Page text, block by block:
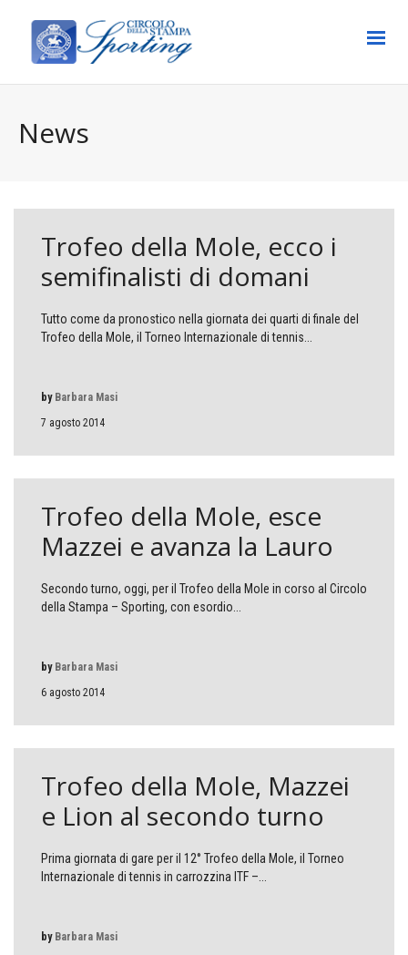
News
Trofeo della Mole, ecco i
semifinalisti di domani
Tutto come da pronostico nella giornata dei quarti di finale del
Trofeo della Mole, il Torneo Internazionale di tennis...
7 agosto 2014
by Barbara Masi
Trofeo della Mole, esce
Mazzei e avanza la Lauro
Secondo turno, oggi, per il Trofeo della Mole in corso al Circolo
della Stampa – Sporting, con esordio...
6 agosto 2014
by Barbara Masi
Trofeo della Mole, Mazzei
e Lion al secondo turno
Prima giornata di gare per il 12° Trofeo della Mole, il Torneo
Internazionale di tennis in carrozzina ITF –...
by Barbara Masi